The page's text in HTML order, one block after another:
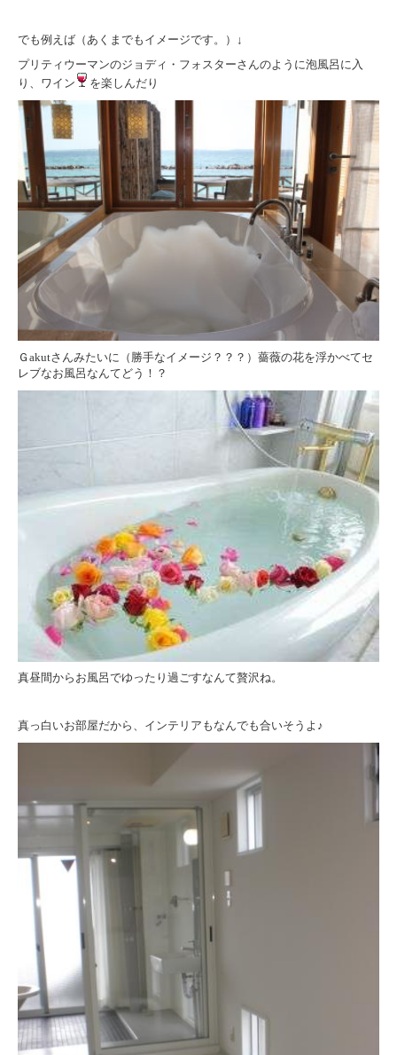
でも例えば（あくまでもイメージです。）↓
プリティウーマンのジョディ・フォスターさんのように泡風呂に入
り、ワイン
を楽しんだり
Ｇakutさんみたいに（勝手なイメージ？？？）薔薇の花を浮かべてセ
レブなお風呂なんてどう！？
真昼間からお風呂でゆったり過ごすなんて贅沢ね。
真っ白いお部屋だから、インテリアもなんでも合いそうよ♪